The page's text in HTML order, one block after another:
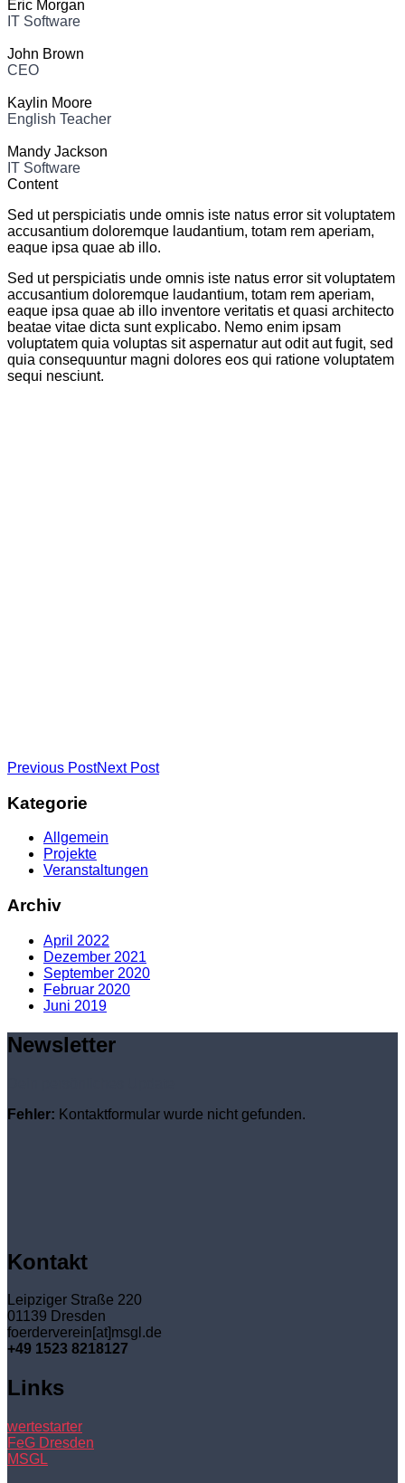
Eric Morgan
IT Software
John Brown
CEO
Kaylin Moore
English Teacher
Mandy Jackson
IT Software
Content
Sed ut perspiciatis unde omnis iste natus error sit voluptatem
accusantium doloremque laudantium, totam rem aperiam,
eaque ipsa quae ab illo.
Sed ut perspiciatis unde omnis iste natus error sit voluptatem
accusantium doloremque laudantium, totam rem aperiam,
eaque ipsa quae ab illo inventore veritatis et quasi architecto
beatae vitae dicta sunt explicabo. Nemo enim ipsam
voluptatem quia voluptas sit aspernatur aut odit aut fugit, sed
quia consequuntur magni dolores eos qui ratione voluptatem
sequi nesciunt.
Previous PostNext Post
Kategorie
Allgemein
Projekte
Veranstaltungen
Archiv
April 2022
Dezember 2021
September 2020
Februar 2020
Juni 2019
Newsletter
Fehler: Kontaktformular wurde nicht gefunden.
Kontakt
Leipziger Straße 220
01139 Dresden
foerderverein[at]msgl.de
+49 1523 8218127
Links
wertestarter
FeG Dresden
MSGL